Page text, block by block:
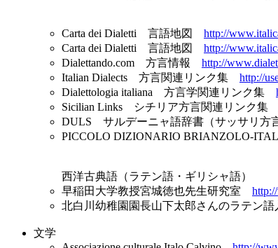
Carta dei Dialetti 言語地図 http://
Carta dei Dialetti 言語地図 http://
Dialettando.com 方言情報 http://
Italian Dialects 方言関連リンク集 http://
Dialettologia italiana 方言学関連リンク集
Sicilian Links シチリア方言関連リンク集
DULS サルデーニャ語辞書（サッサリ方
PICCOLO DIZIONARIO BRIANZOLO-
西洋古典語（ラテン語・ギリシャ語）
早稲田大学教授宮城徳也先生研究室
北白川幼稚園園長山下太郎さんのラテン
文学